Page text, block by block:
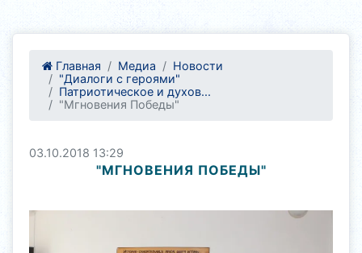
Главная Медиа
Новости
"Диалоги с героями"
Патриотическое и духов...
"Мгновения Победы"
03.10.2018 13:29
"МГНОВЕНИЯ ПОБЕДЫ"